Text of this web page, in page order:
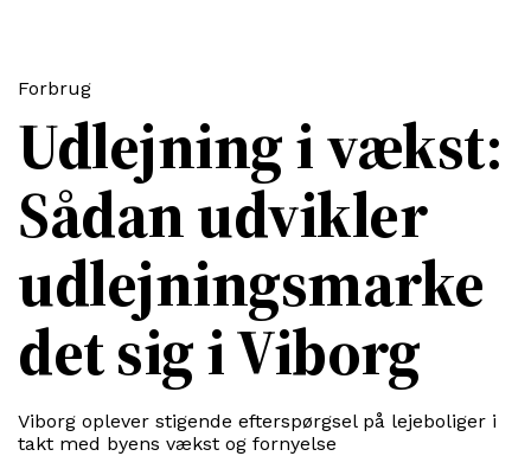
Udlejning i vækst:
Sådan udvikler
udlejningsmarke
det sig i Viborg
Viborg oplever stigende efterspørgsel på lejeboliger i
takt med byens vækst og fornyelse
Forbrug